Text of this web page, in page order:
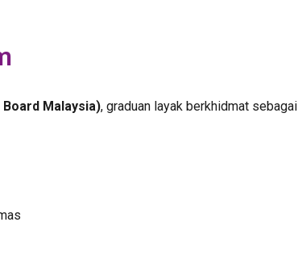
Malaysia), graduan layak berkhidmat sebagai